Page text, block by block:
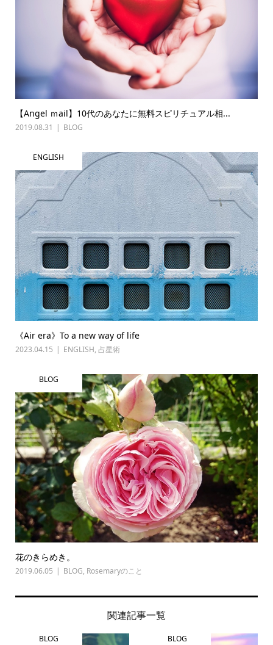
【Angel ｍail】10代のあなたに無料スピリチュアル相...
2019.08.31 BLOG
ENGLISH
《Air era》To a new way of life
2023.04.15 ENGLISH, 占星術
BLOG
花のきらめき。
2019.06.05 BLOG, Rosemaryのこと
関連記事一覧
BLOG BLOG